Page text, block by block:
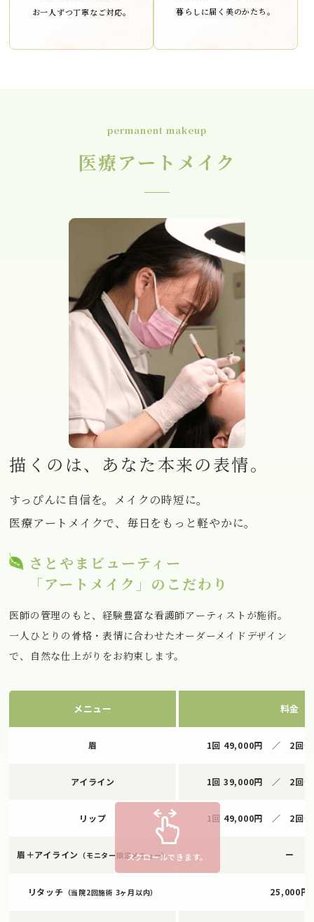
お一人ずつ丁寧なご対応。
暮らしに届く美のかたち。
permanent makeup
医療アートメイク
描くのは、あなた本来の表情。
すっぴんに自信を。メイクの時短に。
医療アートメイクで、毎日をもっと軽やかに。
さとやまビューティー
「アートメイク」のこだわり
医師の管理のもと、経験豊富な看護師アーティストが施術。
一人ひとりの骨格・表情に合わせたオーダーメイドデザイン
で、自然な仕上がりをお約束します。
メニュー 料金
眉 1回 49,000円 ／ 2回セ
アイライン 1回 39,000円 ／ 2回セ
リップ 1回 49,000円 ／ 2回セ
眉＋アイライン （モニター限定メニュー） ー
リタッチ （当院2回施術 3ヶ月以内） 25,000円
スクロールできます。